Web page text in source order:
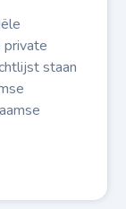
private
staan